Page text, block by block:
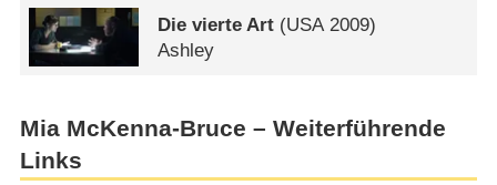
Die vierte Art (USA 2009)
Ashley
Mia McKenna-Bruce – Weiterführende
Links